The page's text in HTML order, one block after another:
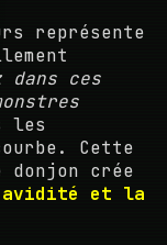
représente
dans ces
les
Cette
crée
et la